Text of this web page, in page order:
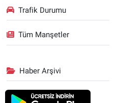
Trafik Durumu
Tüm Manşetler
Haber Arşivi